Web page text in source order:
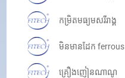
កម្រិតមធ្យមសរីរាង្គ
មិនមានដែក ferrous
គ្រឿងញៀនណាណូ